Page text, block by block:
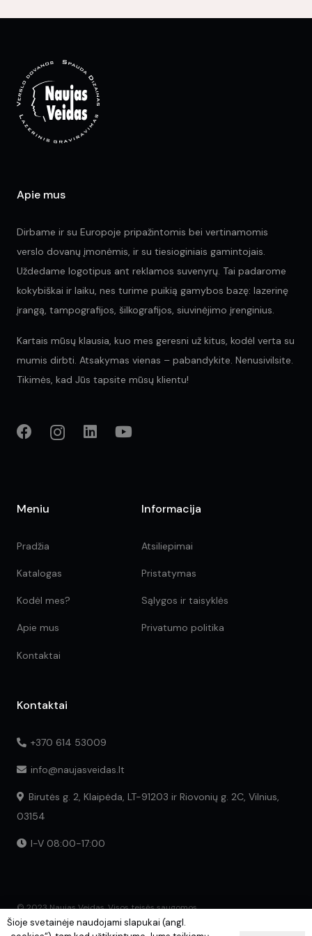
Apie mus
Dirbame ir su Europoje pripažintomis bei vertinamomis
verslo dovanų įmonėmis, ir su tiesioginiais gamintojais.
Uždedame logotipus ant reklamos suvenyrų. Tai padarome
kokybiškai ir laiku, nes turime puikią gamybos bazę: lazerinę
įrangą, tampografijos, šilkografijos, siuvinėjimo įrenginius.
Kartais mūsų klausia, kuo mes geresni už kitus, kodėl verta su
mumis dirbti. Atsakymas vienas – pabandykite. Nenusivilsite.
Tikimės, kad Jūs tapsite mūsų klientu!
Meniu
Pradžia
Katalogas
Kodėl mes?
Apie mus
Kontaktai
Informacija
Atsiliepimai
Pristatymas
Sąlygos ir taisyklės
Privatumo politika
Kontaktai
+370 614 53009
info@naujasveidas.lt
Birutės g. 2, Klaipėda, LT-91203 ir Riovonių g. 2C, Vilnius,
03154
I-V 08:00-17:00
© 2023 Naujas Veidas. Visos teisės saugomos.
Šioje svetainėje naudojami slapukai (angl.